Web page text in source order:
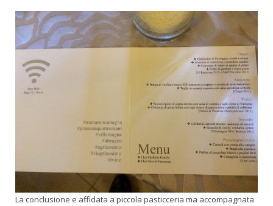
La conclusione e affidata a piccola pasticceria ma accompagnata